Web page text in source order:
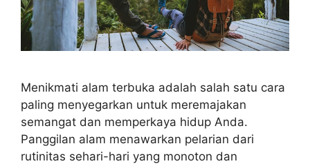
Menikmati alam terbuka adalah salah satu cara
paling menyegarkan untuk meremajakan
semangat dan memperkaya hidup Anda.
Panggilan alam menawarkan pelarian dari
rutinitas sehari-hari yang monoton dan